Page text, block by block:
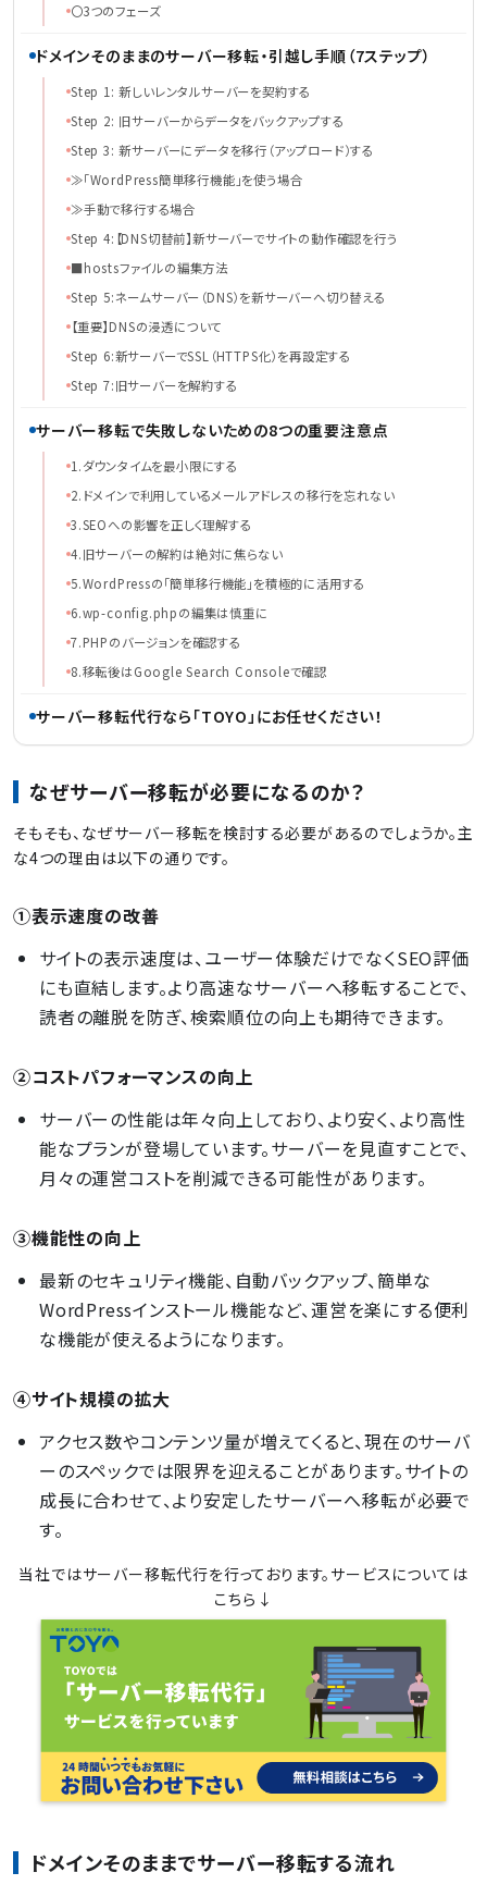
〇3つのフェーズ
ドメインそのままのサーバー移転・引越し手順（7ステップ）
Step 1: 新しいレンタルサーバーを契約する
Step 2: 旧サーバーからデータをバックアップする
Step 3: 新サーバーにデータを移行（アップロード）する
≫「WordPress簡単移行機能」を使う場合
≫手動で移行する場合
Step 4:【DNS切替前】新サーバーでサイトの動作確認を行う
■hostsファイルの編集方法
Step 5:ネームサーバー（DNS）を新サーバーへ切り替える
【重要】DNSの浸透について
Step 6:新サーバーでSSL（HTTPS化）を再設定する
Step 7:旧サーバーを解約する
サーバー移転で失敗しないための8つの重要注意点
1.ダウンタイムを最小限にする
2.ドメインで利用しているメールアドレスの移行を忘れない
3.SEOへの影響を正しく理解する
4.旧サーバーの解約は絶対に焦らない
5.WordPressの「簡単移行機能」を積極的に活用する
6.wp-config.phpの編集は慎重に
7.PHPのバージョンを確認する
8.移転後はGoogle Search Consoleで確認
サーバー移転代行なら「TOYO」にお任せください！
なぜサーバー移転が必要になるのか？
そもそも、なぜサーバー移転を検討する必要があるのでしょうか。主
な4つの理由は以下の通りです。
①表示速度の改善
サイトの表示速度は、ユーザー体験だけでなくSEO評価
にも直結します。より高速なサーバーへ移転することで、
読者の離脱を防ぎ、検索順位の向上も期待できます。
②コストパフォーマンスの向上
サーバーの性能は年々向上しており、より安く、より高性
能なプランが登場しています。サーバーを見直すことで、
月々の運営コストを削減できる可能性があります。
③機能性の向上
最新のセキュリティ機能、自動バックアップ、簡単な
WordPressインストール機能など、運営を楽にする便利
な機能が使えるようになります。
④サイト規模の拡大
アクセス数やコンテンツ量が増えてくると、現在のサーバ
ーのスペックでは限界を迎えることがあります。サイトの
成長に合わせて、より安定したサーバーへ移転が必要で
す。
当社ではサーバー移転代行を行っております。サービスについては
こちら↓
ドメインそのままでサーバー移転する流れ